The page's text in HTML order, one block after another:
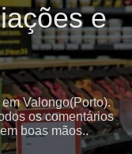
e
Valongo(Porto).
os comentários
boas mãos..